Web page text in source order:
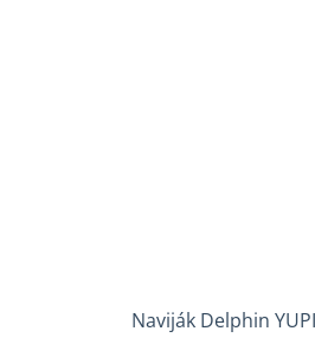
Naviják Delphin